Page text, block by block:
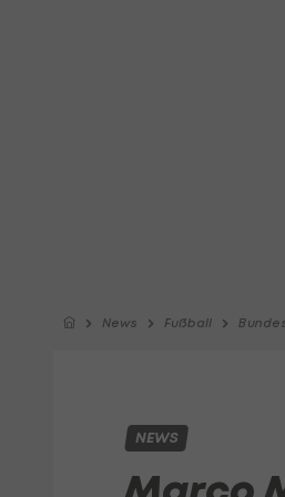
News Fußball
NEWS